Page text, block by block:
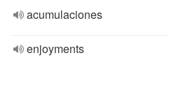
acumulaciones
enjoyments